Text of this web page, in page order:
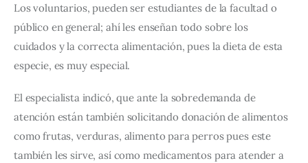
Los voluntarios, pueden ser estudiantes de la facultad o
público en general; ahí les enseñan todo sobre los
cuidados y la correcta alimentación, pues la dieta de esta
especie, es muy especial.
El especialista indicó, que ante la sobredemanda de
atención están también solicitando donación de alimentos
como frutas, verduras, alimento para perros pues este
también les sirve, así como medicamentos para atender a